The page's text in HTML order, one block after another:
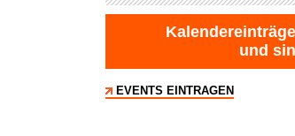
und
EVENTS EINTRAGEN